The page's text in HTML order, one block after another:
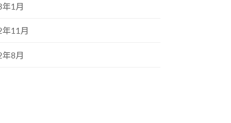
年1月
年11月
年8月